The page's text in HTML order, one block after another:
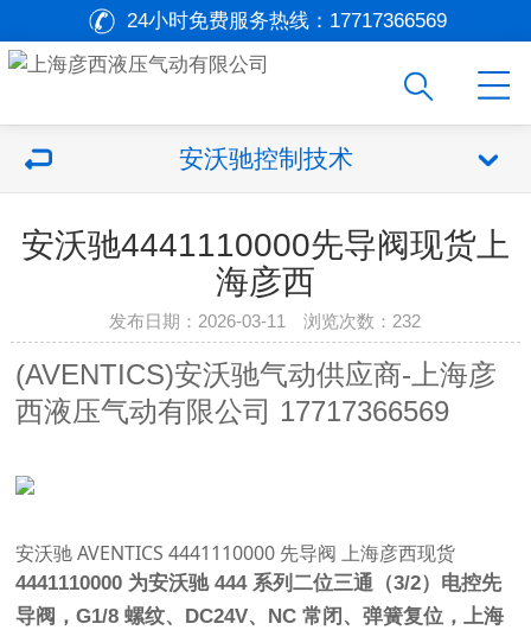
24小时免费服务热线： 17717366569
安沃驰控制技术
安沃驰4441110000先导阀现货上
海彦西
发布日期：2026-03-11 浏览次数： 232
(AVENTICS)安沃驰气动供应商-上海彦
西液压气动有限公司 17717366569
安沃驰 AVENTICS 4441110000 先导阀 上海彦西现货
4441110000 为安沃驰 444 系列二位三通（3/2）电控先
导阀，G1/8 螺纹、DC24V、NC 常闭、弹簧复位，上海